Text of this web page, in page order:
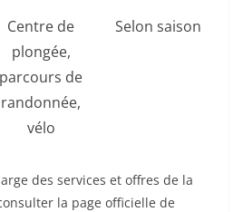
Centre de
plongée,
parcours de
randonnée,
vélo
Selon saison
des services et offres de la
la page officielle de